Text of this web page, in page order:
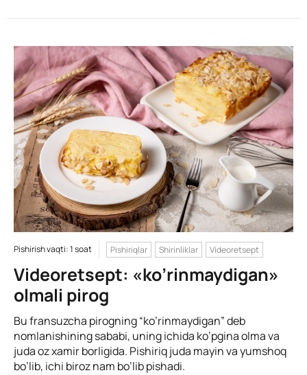
Pishirish vaqti: 1 soat Pishiriqlar Shirinliklar Videoretsept
Videoretsept: «ko’rinmaydigan»
olmali pirog
Bu fransuzcha pirogning “ko’rinmaydigan” deb
nomlanishining sababi, uning ichida ko’pgina olma va
juda oz xamir borligida. Pishiriq juda mayin va yumshoq
bo’lib, ichi biroz nam bo’lib pishadi.